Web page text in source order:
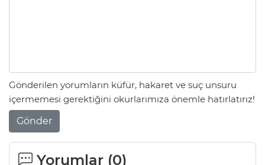
Gönderilen yorumların küfür, hakaret ve suç unsuru
içermemesi gerektiğini okurlarımıza önemle hatırlatırız!
Gönder
Yorumlar (0)